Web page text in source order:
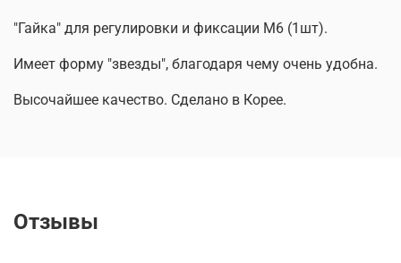
"Гайка" для регулировки и фиксации М6 (1шт).
Имеет форму "звезды", благодаря чему очень удобна.
Высочайшее качество. Сделано в Корее.
Отзывы